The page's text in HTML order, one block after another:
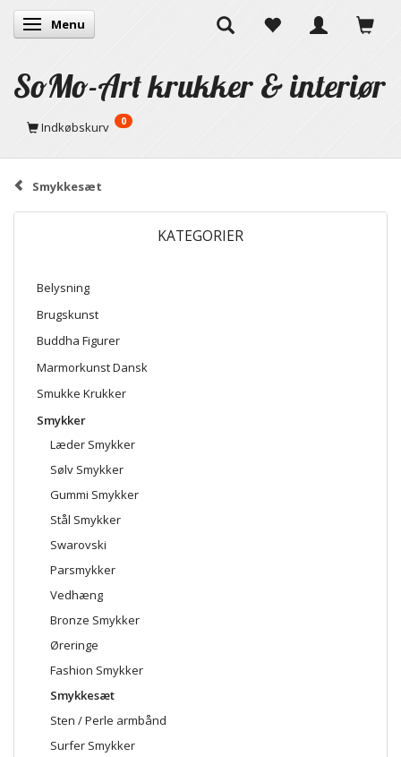
Skifte navigation
Menu
SoMo-Art krukker & interiør
Indkøbskurv 0
Smykkesæt
KATEGORIER
Belysning
Brugskunst
Buddha Figurer
Marmorkunst Dansk
Smukke Krukker
Smykker
Læder Smykker
Sølv Smykker
Gummi Smykker
Stål Smykker
Swarovski
Parsmykker
Vedhæng
Bronze Smykker
Øreringe
Fashion Smykker
Smykkesæt
Sten / Perle armbånd
Surfer Smykker